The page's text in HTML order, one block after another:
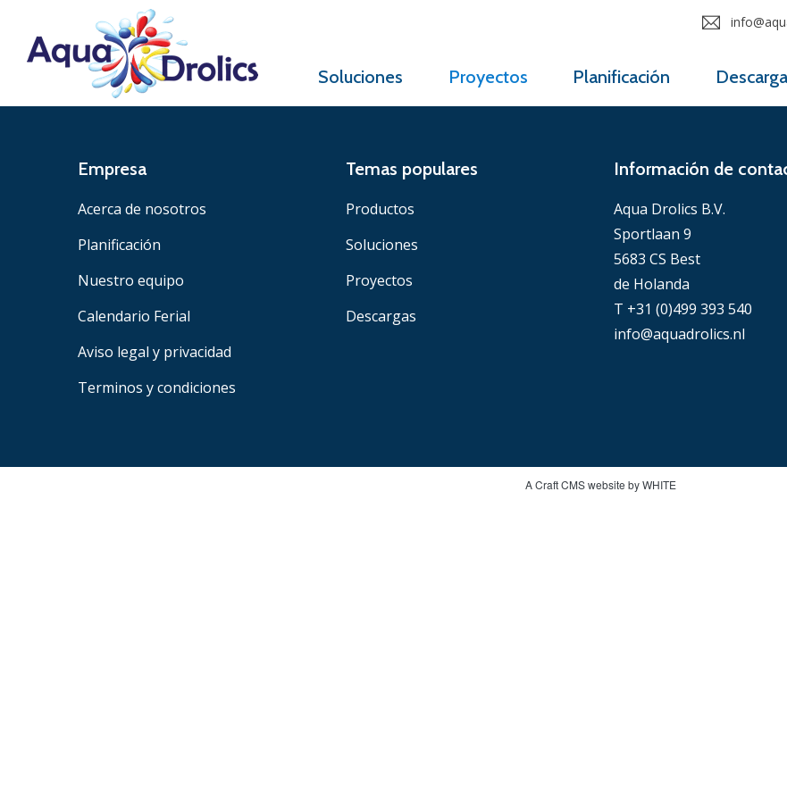
Soluciones Proyectos Planificación
Empresa
Acerca de nosotros
Planificación
Nuestro equipo
Calendario Ferial
Aviso legal y privacidad
Terminos y condiciones
Temas populares
Productos
Soluciones
Proyectos
Descargas
Información de
Aqua Drolics B.V.
Sportlaan 9
5683 CS Best
de Holanda
T +31 (0)499 393 540
info@aquadrolics.nl
A Craft CMS website by WHITE